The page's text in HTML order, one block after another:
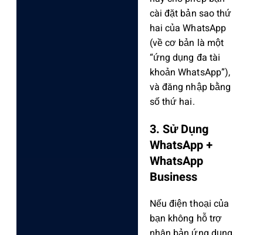
cài đặt bản sao thứ
hai của WhatsApp
(về cơ bản là một
“ứng dụng đa tài
khoản WhatsApp”),
và đăng nhập bằng
số thứ hai.
3. Sử Dụng
WhatsApp +
WhatsApp
Business
Nếu điện thoại của
bạn không hỗ trợ